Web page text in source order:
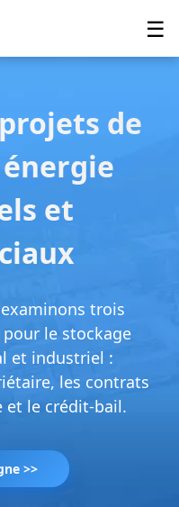
☰
de
et
trois
le stockage
et industriel :
les contrats
et le crédit-bail.
>>